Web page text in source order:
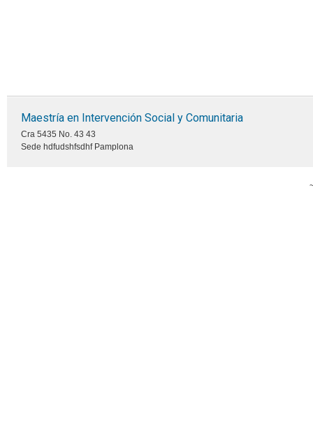
Maestría en Intervención Social y Comunitaria
Cra 5435 No. 43 43
Sede hdfudshfsdhf Pamplona